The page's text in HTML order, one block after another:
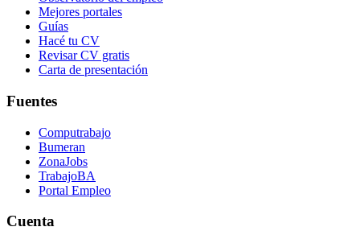
Mejores portales
Guías
Hacé tu CV
Revisar CV gratis
Carta de presentación
Fuentes
Computrabajo
Bumeran
ZonaJobs
TrabajoBA
Portal Empleo
Cuenta